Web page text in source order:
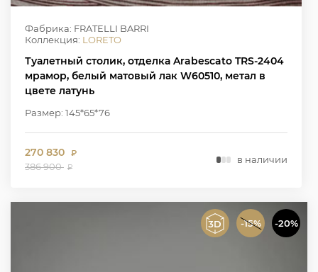
Фабрика: FRATELLI BARRI
Коллекция: LORETO
Туалетный столик, отделка Arabescato TRS-2404
мрамор, белый матовый лак W60510, метал в
цвете латунь
Размер: 145*65*76
270 830 ₽
386 900 ₽
в наличии
-15% -20%